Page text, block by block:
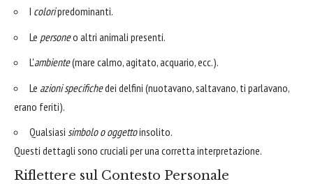
I coloripredominanti.
Le personeo altri animali presenti.
L'ambiente(mare calmo, agitato, acquario, ecc.).
Le azioni specifichedei delfini (nuotavano, saltavano, ti parlavano,
erano feriti).
Qualsiasi simbolo o oggettoinsolito.
Questi dettagli sono cruciali per una corretta interpretazione.
Riflettere sul Contesto Personale